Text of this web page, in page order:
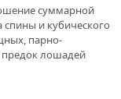
суммарной
спины и кубического
парно-
лошадей